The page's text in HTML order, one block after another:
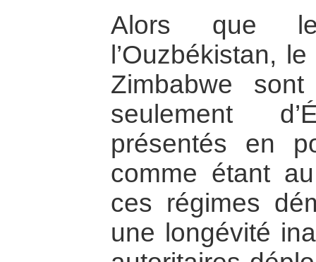
Alors que
l’Ouzbékistan,
Zimbabwe
seulement
présentés en
comme étant
ces régimes
une longévité